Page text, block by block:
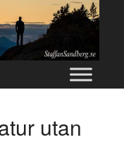
utan